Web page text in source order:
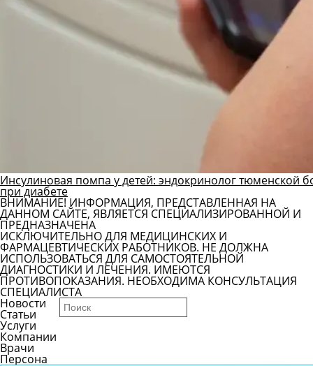
Инсулиновая помпа у детей: эндокринолог тюменской
при диабете
ВНИМАНИЕ! ИНФОРМАЦИЯ, ПРЕДСТАВЛЕННАЯ НА
ДАННОМ САЙТЕ, ЯВЛЯЕТСЯ СПЕЦИАЛИЗИРОВАННОЙ И
ПРЕДНАЗНАЧЕНА
ИСКЛЮЧИТЕЛЬНО ДЛЯ МЕДИЦИНСКИХ И
ФАРМАЦЕВТИЧЕСКИХ РАБОТНИКОВ. НЕ ДОЛЖНА
ИСПОЛЬЗОВАТЬСЯ ДЛЯ САМОСТОЯТЕЛЬНОЙ
ДИАГНОСТИКИ И ЛЕЧЕНИЯ. ИМЕЮТСЯ
ПРОТИВОПОКАЗАНИЯ. НЕОБХОДИМА КОНСУЛЬТАЦИЯ
СПЕЦИАЛИСТА
Новости
Статьи
Услуги
Компании
Врачи
Персона